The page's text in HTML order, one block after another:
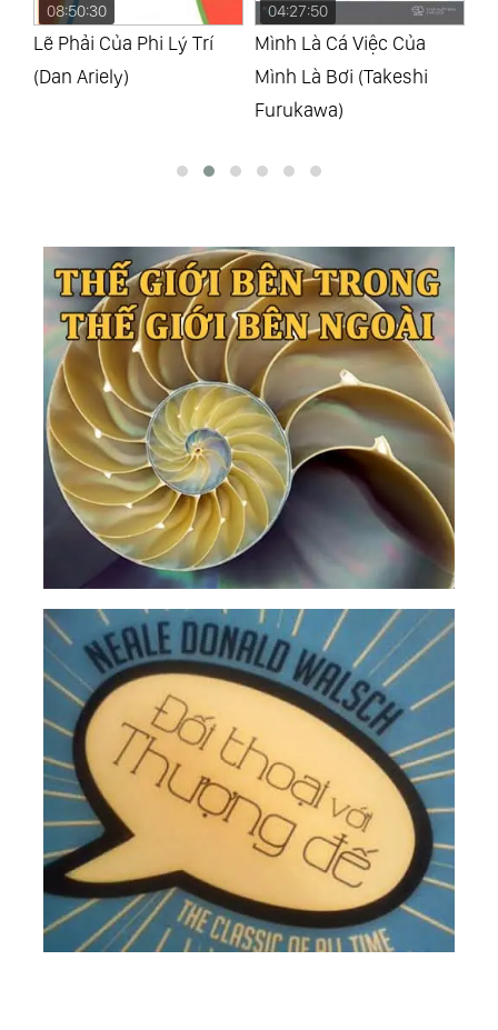
04:27:50
Mình Là Cá Việc Của
Mình Là Bơi (Takeshi
12:27:12
Một Đời Như Kẻ Tìm
Đường (Phan Văn